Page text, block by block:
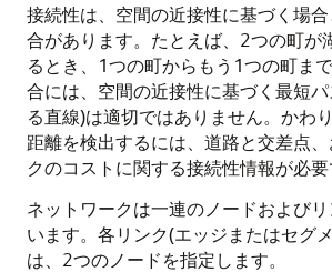
接続性は、空間の近接性に基づく場
合があります。たとえば、2つの町が
るとき、1つの町からもう1つの町ま
合には、空間の近接性に基づく最短
る直線)は適切ではありません。かわ
距離を検出するには、道路と交差点
クのコストに関する接続性情報が必要
ネットワークは一連のノードおよび
います。各リンク(エッジまたはセグ
は、2つのノードを指定します。